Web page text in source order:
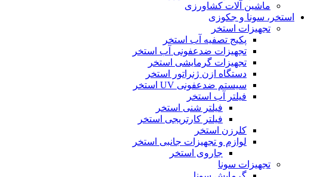
ماشین آلات کشاورزی
استخر، سونا و جکوزی
تجهیزات استخر
پکیج تصفیه آب استخر
تجهیزات ضدعفونی آب استخر
تجهیزات گرمایشی استخر
دستگاه ازن ژنراتور استخر
سیستم ضدعفونی UV استخر
فیلتر آب استخر
فیلتر شنی استخر
فیلتر کارتریجی استخر
کلرزن استخر
لوازم و تجهیزات جانبی استخر
جاروی استخر
تجهیزات سونا